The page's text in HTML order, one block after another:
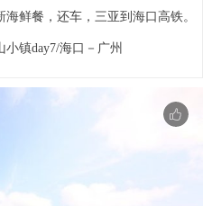
鲜餐，还车，三亚到海口高铁。
镇day7/海口－广州